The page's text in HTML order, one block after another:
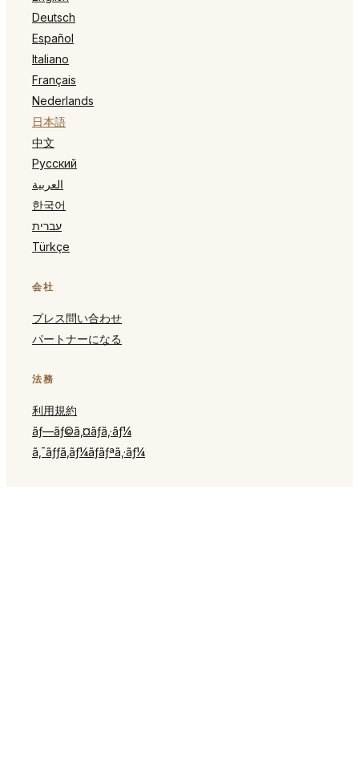
Deutsch
Español
Italiano
Français
Nederlands
日本語
中文
Русский
العربية
한국어
עברית
Türkçe
会社
プレス問い合わせ
パートナーになる
法務
利用規約
ãƒ—ãƒ©ã‚¤ãƒã‚·ãƒ¼
ã‚¯ãƒƒã‚­ãƒ¼ãƒãƒªã‚·ãƒ¼